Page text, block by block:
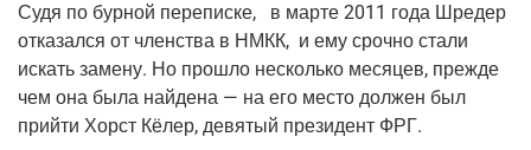
Судя по бур­ной пере­пис­ке, в мар­те 2011 года Шре­дер
отка­зал­ся от член­ства в НМКК, и ему сроч­но ста­ли
искать заме­ну. Но про­шло несколь­ко меся­цев, преж­де
чем она была най­де­на — на его место дол­жен был
прий­ти Хорст Кёлер, девя­тый пре­зи­дент ФРГ.